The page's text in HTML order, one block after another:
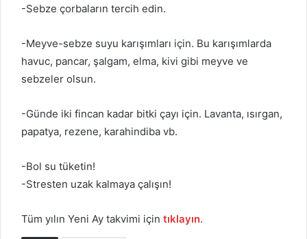
-Sebze çorbaların tercih edin.
-Meyve-sebze suyu karışımları için. Bu karışımlarda
havuc, pancar, şalgam, elma, kivi gibi meyve ve
sebzeler olsun.
-Günde iki fincan kadar bitki çayı için. Lavanta, ısırgan,
papatya, rezene, karahindiba vb.
-Bol su tüketin!
-Stresten uzak kalmaya çalışın!
Tüm yılın Yeni Ay takvimi için tıklayın.